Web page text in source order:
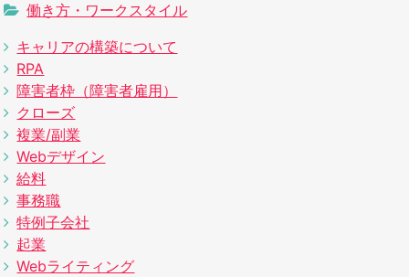
働き方・ワークスタイル
キャリアの構築について
RPA
障害者枠（障害者雇用）
クローズ
複業/副業
Webデザイン
給料
事務職
特例子会社
起業
Webライティング